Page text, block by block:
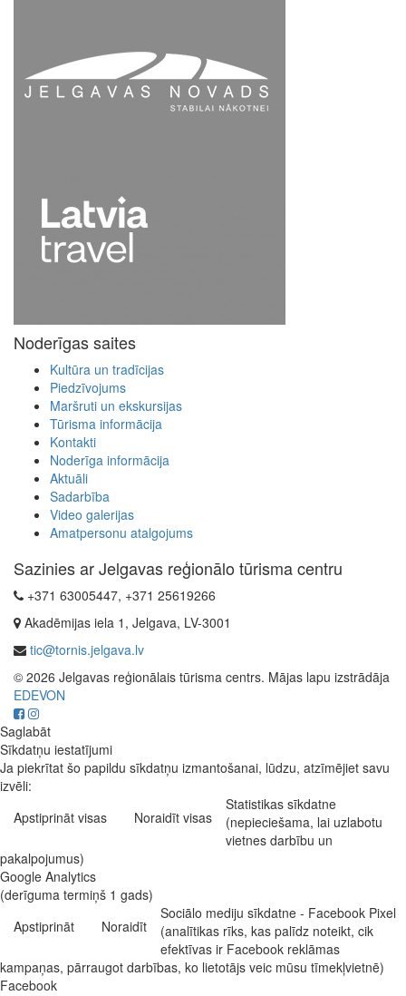
Noderīgas saites
Kultūra un tradīcijas
Piedzīvojums
Maršruti un ekskursijas
Tūrisma informācija
Kontakti
Noderīga informācija
Aktuāli
Sadarbība
Video galerijas
Amatpersonu atalgojums
Sazinies ar Jelgavas reģionālo tūrisma centru
+371 63005447, +371 25619266
Akadēmijas iela 1, Jelgava, LV-3001
tic@tornis.jelgava.lv
© 2026 Jelgavas reģionālais tūrisma centrs. Mājas lapu izstrādāja
EDEVON
Saglabāt
Sīkdatņu iestatījumi
Ja piekrītat šo papildu sīkdatņu izmantošanai, lūdzu, atzīmējiet savu
izvēli:
Apstiprināt visas
Noraidīt visas
Statistikas sīkdatne
(nepieciešama, lai uzlabotu
vietnes darbību un
pakalpojumus)
Google Analytics
(derīguma termiņš 1 gads)
Apstiprināt
Noraidīt
Sociālo mediju sīkdatne - Facebook Pixel
(analītikas rīks, kas palīdz noteikt, cik
efektīvas ir Facebook reklāmas
kampaņas, pārraugot darbības, ko lietotājs veic mūsu tīmekļvietnē)
Facebook